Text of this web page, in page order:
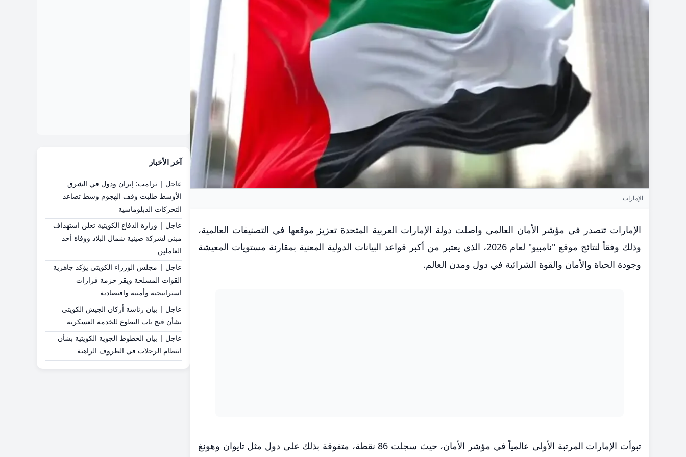
الإمارات
الإمارات تتصدر في مؤشر الأمان العالمي واصلت دولة الإمارات العربية المتحدة تعزيز موقعها في التصنيفات العالمية،
وذلك وفقاً لنتائج موقع "نامبيو" لعام 2026، الذي يعتبر من أكبر قواعد البيانات الدولية المعنية بمقارنة مستويات المعيشة
وجودة الحياة والأمان والقوة الشرائية في دول ومدن العالم.
تبوأت الإمارات المرتبة الأولى عالمياً في مؤشر الأمان، حيث سجلت 86 نقطة، متفوقة بذلك على دول مثل تايوان وهونغ
آخر الأخبار
عاجل | ترامب: إيران ودول في الشرق
الأوسط طلبت وقف الهجوم وسط تصاعد
التحركات الدبلوماسية
عاجل | وزارة الدفاع الكويتية تعلن استهداف
مبنى لشركة صينية شمال البلاد ووفاة أحد
العاملين
عاجل | مجلس الوزراء الكويتي يؤكد جاهزية
القوات المسلحة ويقر حزمة قرارات
استراتيجية وأمنية واقتصادية
عاجل | بيان رئاسة أركان الجيش الكويتي
بشأن فتح باب التطوع للخدمة العسكرية
عاجل | بيان الخطوط الجوية الكويتية بشأن
انتظام الرحلات في الظروف الراهنة